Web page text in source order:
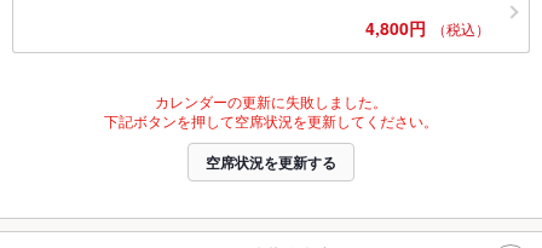
4,800円 （税込）
カレンダーの更新に失敗しました。
下記ボタンを押して空席状況を更新してください。
空席状況を更新する